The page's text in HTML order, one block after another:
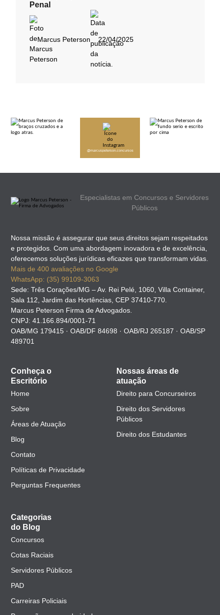
Penal
Marcus Peterson 22/04/2025
@marcuspeterson.concursos
Especialistas em Concursos e Servidores
Públicos
Nossa missão é assegurar que seus direitos sejam respeitados
e protegidos. Com uma abordagem inovadora e de excelência,
oferecemos soluções jurídicas eficazes que transformam vidas.
Mais de 400 avaliações no Google
WhatsApp: (35) 99109-3063
Sede: Três Corações/MG – Av. Rei Pelé, 1060, Villa Container,
Sala 112, Jardim das Hortências, CEP 37410-770.
Marcus Peterson Firma de Advogados.
CNPJ: 41.166.894/0001-71
OAB/MG 179415 · OAB/DF 84698 · OAB/RJ 265187 · OAB/SP
489701
Conheça o
Escritório
Home
Sobre
Áreas de Atuação
Blog
Contato
Políticas de Privacidade
Perguntas Frequentes
Nossas áreas de
atuação
Direito para Concurseiros
Direito dos Servidores
Públicos
Direito dos Estudantes
Categorias
do Blog
Concursos
Cotas Raciais
Servidores Públicos
PAD
Carreiras Policiais